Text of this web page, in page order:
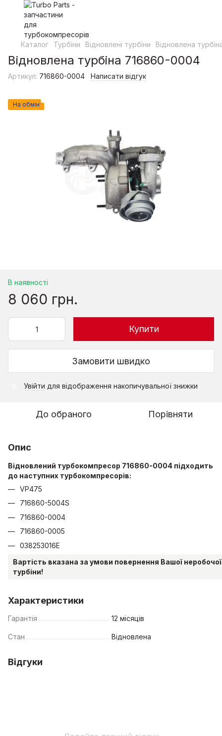
Каталог Турбіни Відновлені турбіни Відновлена
Відновлена турбіна 716860-0004
Артикул: 716860-0004 Написати відгук
На обмін
В наявності
8 060 грн.
Купити
Замовити швидко
Увійти для відображення накопичувальної знижки
До обраного Порівняти
Опис
Відновлений турбокомпресор 716860-0004 підходить
до наступних турбокомпресорів:
VP475
716860-5004S
716860-0004
716860-0005
038253016E
Вартість вказана за умови повернення Вашої неробочої
турбіни!
Характеристики
Гарантія 12 місяців
Стан Відновлена
Відгуки